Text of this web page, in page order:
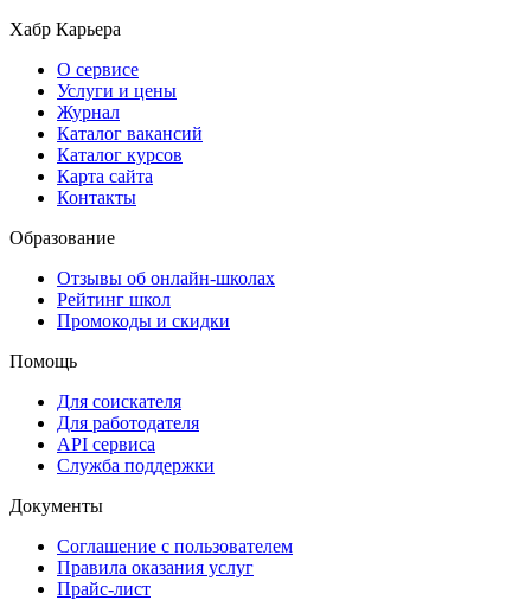
Хабр Карьера
О сервисе
Услуги и цены
Журнал
Каталог вакансий
Каталог курсов
Карта сайта
Контакты
Образование
Отзывы об онлайн-школах
Рейтинг школ
Промокоды и скидки
Помощь
Для соискателя
Для работодателя
API сервиса
Служба поддержки
Документы
Соглашение с пользователем
Правила оказания услуг
Прайс-лист